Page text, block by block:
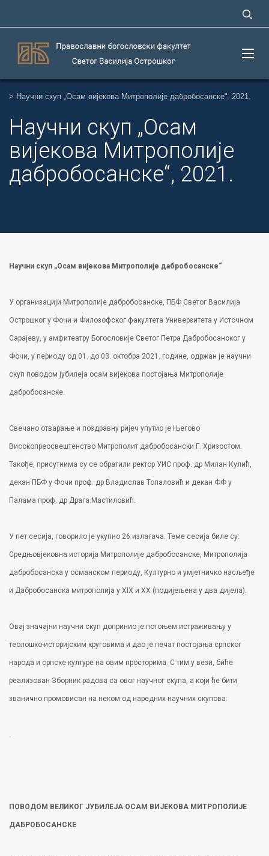
> Научни скуп „Осам вијекова Митрополије дабробосанске“, 2021.
Научни скуп „Осам
вијекова Митрополије
дабробосанске“, 2021.
Научни скуп „Осам вијекова Митрополије дабробосанске“
У организацији Митрополије дабробосанске, ПБФ Светог Василијa
Острошкoг у Фочи и Филозофског факултета Универзитета у Источном
Сарајеву, у амфитеатру Богословије Светог Петра Дабробосанског у
Фочи, у периоду од 01. до 03. октобра 2021. године, одржан је научни
скуп поводом јубилеја осам вијекова постојања Митрополије
дабробосанске.
Свечано отварање и поздравну ријеч упутио је Његово
Високопреосвештенство Митрополит дабробосански Г. Хризостом.
Такође, присутнима су се обратили ректор УИС проф. др Милан Кулић,
декан ПБФ у Фочи проф. др Владислав Топаловић и декан ФФ у
Палама проф. др Драга Мастиловић.
У пет сесија, говорило је укупно 26 излагача. Теме сесија биле су:
Средњовјековна историја Митрополије дабробосанске, Митрополија
дабробосанска у османском периоду, Културно и умјетничко насљеђе
и Дабробосанска митрополија у XIX и XX (подијељена у два дијела).
Овај значајни научни скуп допринио је потоњем истраживању у
теолошко-историјским круговима и дао је печат постојања српског
народа и српске културе на овим просторима. С тим у вези, биће
реализован Зборник радова са овог научног скупа, а који ће бити
званично промовисан на неком од наредних научних скупова.
.
ПОВОДОМ ВЕЛИКОГ ЈУБИЛЕЈА ОСАМ ВИЈЕКОВА МИТРОПОЛИЈЕ
ДАБРОБОСАНСКЕ